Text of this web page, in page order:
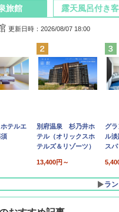
旅館
更新日時：2026/08/07 18:00
テルエ
別府温泉 杉乃井ホ
テル（オリックスホ
テルズ＆リゾーツ）
13,400円～
グ
ル
スパ
ラ
露天風呂付き